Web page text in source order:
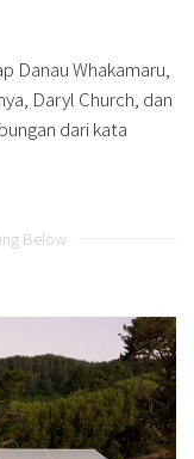
Danau Whakamaru,
Daryl Church, dan
dari kata
Below